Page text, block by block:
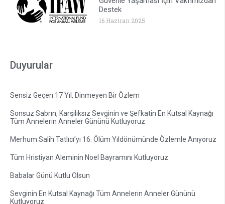
Destek
16 Haziran 2025
Duyurular
Sensiz Geçen 17 Yıl, Dinmeyen Bir Özlem
Sonsuz Sabrın, Karşılıksız Sevginin ve Şefkatin En Kutsal Kaynağı
Tüm Annelerin Anneler Gününü Kutluyoruz
Merhum Salih Tatlıcı’yı 16. Ölüm Yıldönümünde Özlemle Anıyoruz
Tüm Hristiyan Aleminin Noel Bayramını Kutluyoruz
Babalar Günü Kutlu Olsun
Sevginin En Kutsal Kaynağı Tüm Annelerin Anneler Gününü
Kutluyoruz